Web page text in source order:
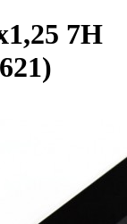
7H